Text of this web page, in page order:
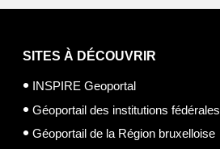
SITES À DÉCOUVRIR
INSPIRE Geoportal
Géoportail des institutions fédérales
Géoportail de la Région bruxelloise